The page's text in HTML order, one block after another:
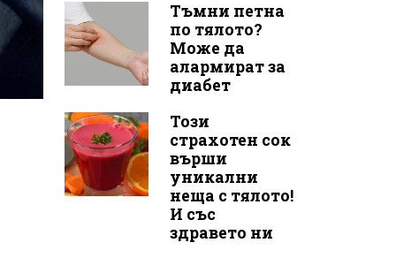
Тъмни петна
по тялото?
Може да
алармират за
диабет
Този
страхотен сок
върши
уникални
неща с тялото!
И със
здравето ни